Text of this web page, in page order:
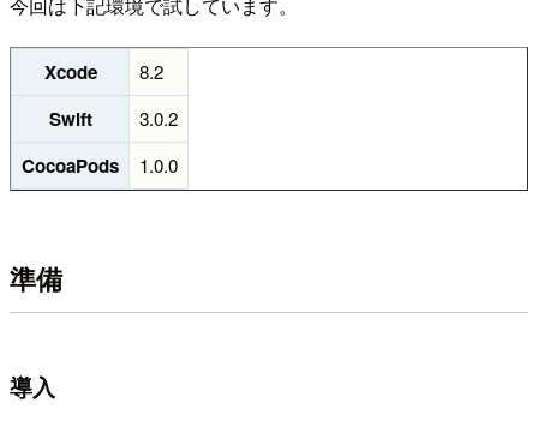
今回は下記環境で試しています。
Xcode 8.2
Swift 3.0.2
CocoaPods 1.0.0
準備
導入